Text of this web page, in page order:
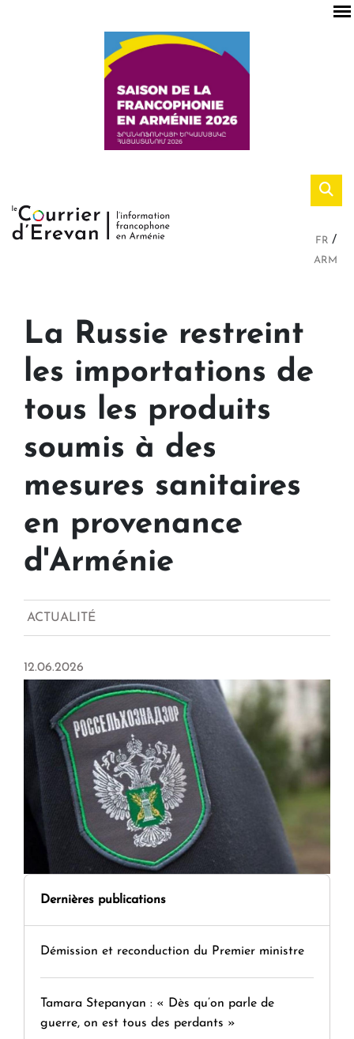
FR
ARM
La Russie restreint
les importations de
tous les produits
soumis à des
mesures sanitaires
en provenance
d'Arménie
ACTUALITÉ
12.06.2026
Dernières publications
Démission et reconduction du Premier ministre
Tamara Stepanyan : « Dès qu’on parle de
guerre, on est tous des perdants »